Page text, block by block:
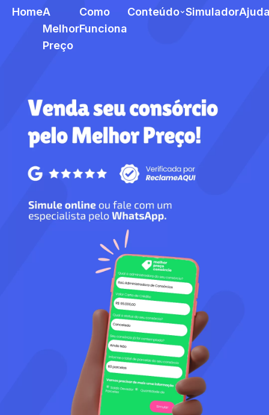
HomeA
Melhor
Preço
Como
Funciona
Conteúdo Simulador